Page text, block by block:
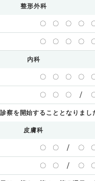
整形外科
〇 〇 〇 〇
〇 〇 〇 〇
内科
〇 〇 〇 〇
〇 〇 〇 /
察を開始することとなりまし
皮膚科
〇 〇 / 〇
〇 〇 / 〇